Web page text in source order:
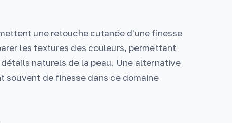
une retouche cutanée d'une finesse
les textures des couleurs, permettant
naturels de la peau. Une alternative
souvent de finesse dans ce domaine